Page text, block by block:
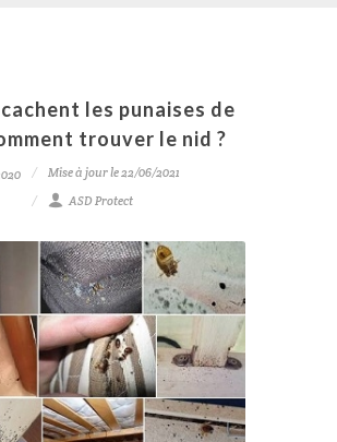
les punaises de
trouver le nid ?
Mise à jour le 22/06/2021
ASD Protect